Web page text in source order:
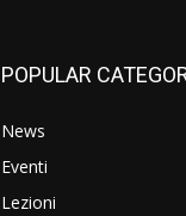
POPULAR
News
Eventi
Lezioni